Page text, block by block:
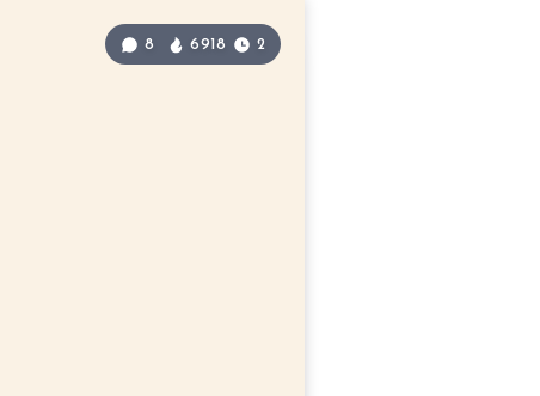
8 6918 2